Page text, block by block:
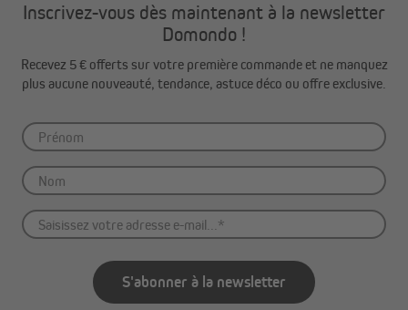
Inscrivez-vous dès maintenant à la newsletter
Domondo !
Recevez 5 € offerts sur votre première commande et ne manquez
plus aucune nouveauté, tendance, astuce déco ou offre exclusive.
S'abonner à la newsletter